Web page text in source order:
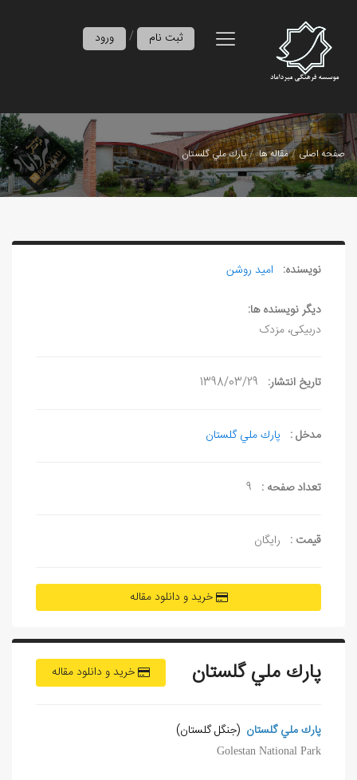
ورود / ثبت نام
صفحه اصلی مقاله ها پارك ملي گلستان
نویسنده: امید روشن
دیگر نویسنده ها:
دربیکی، مزدک
تاریخ انتشار: 1398/03/29
مدخل : پارك ملي گلستان
تعداد صفحه : 9
قیمت : رایگان
خرید و دانلود مقاله
خرید و دانلود مقاله پارك ملي گلستان
پارك ملي گلستان (جنگل گلستان)
Golestan National Park